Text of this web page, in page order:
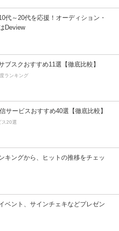
代～20代を応援！オーディション・
Deview
ブスクおすすめ11選【徹底比較】
ランキング
サービスおすすめ40選【徹底比較】
ス20選
キングから、ヒットの推移をチェッ
ベント、サインチェキなどプレゼン